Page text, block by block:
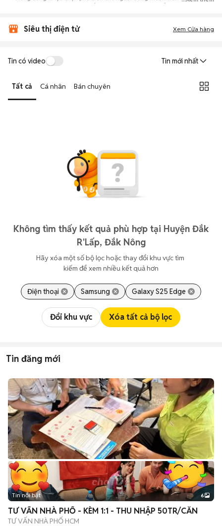
dòng máy này với chi phí thấp hơn so với khi mới ra mắt.
Huyện Đắk R'Lấp, Đắk Nông từ nhiều cá nhân muốn lên đời máy, mang
đến đa dạng sự lựa chọn về tình trạng bảo hành, hình thức máy và màu
Giao dịch minh bạch: Việc gặp gỡ trực tiếp giúp người mua
Siêu thị điện tử Xem Cửa hàng
Tin có video Tin mới nhất
Tất cả Cá nhân Bán chuyên
Không tìm thấy kết quả phù hợp tại Huyện Đắk
R'Lấp, Đắk Nông
Hãy xóa một số bộ lọc hoặc thay đổi khu vực tìm
kiếm để xem nhiều kết quả hơn
Điện thoại Samsung Galaxy S25 Edge
Đổi khu vực Xóa tất cả bộ lọc
Tin đăng mới
+2
Tin nổi bật 6
TƯ VẤN NHÀ PHỐ - KÈM 1:1 - THU NHẬP 50TR/CĂN
TƯ VẤN NHÀ PHỐ HCM